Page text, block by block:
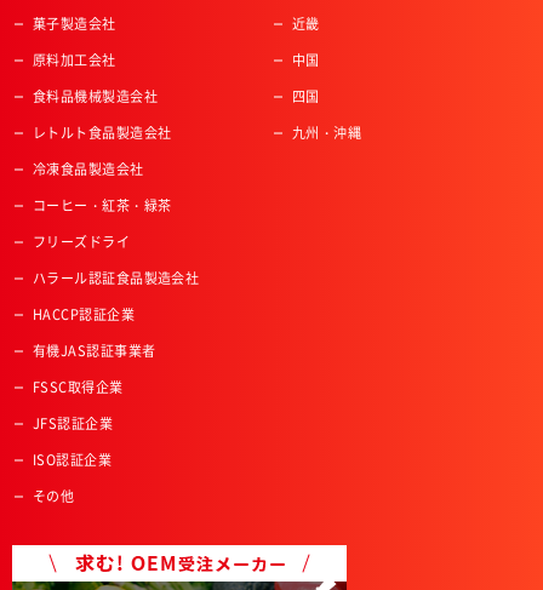
菓子製造会社
原料加工会社
食料品機械製造会社
レトルト食品製造会社
冷凍食品製造会社
コーヒー・紅茶・緑茶
フリーズドライ
ハラール認証食品製造会社
HACCP認証企業
有機JAS認証事業者
FSSC取得企業
JFS認証企業
ISO認証企業
その他
近畿
中国
四国
九州・沖縄